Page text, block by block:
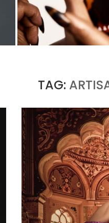
FENTY BEAUTY
LANGAGE AVEC LE
by
TAG: